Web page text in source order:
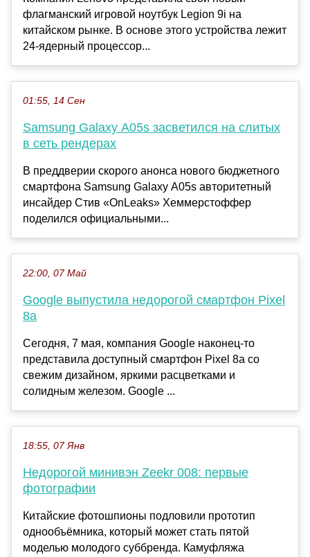
флагманский игровой ноутбук Legion 9i на
китайском рынке. В основе этого устройства лежит
24-ядерный процессор...
01:55, 14 Сен
Samsung Galaxy A05s засветился на слитых
в сеть рендерах
В преддверии скорого анонса нового бюджетного
смартфона Samsung Galaxy A05s авторитетный
инсайдер Стив «OnLeaks» Хеммерстоффер
поделился официальными...
22:00, 07 Май
Google выпустила недорогой смартфон Pixel
8a
Сегодня, 7 мая, компания Google наконец-то
представила доступный смартфон Pixel 8a со
свежим дизайном, яркими расцветками и
солидным железом. Google ...
18:55, 07 Янв
Недорогой минивэн Zeekr 008: первые
фотографии
Китайские фотошпионы подловили прототип
однообъёмника, который может стать пятой
моделью молодого суббренда. Камуфляжа